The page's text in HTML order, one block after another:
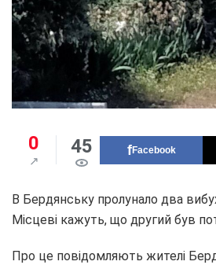
0 45 Facebook
В Бердянську пролунало два
Місцеві кажуть, що другий був
Про це повідомляють жителі